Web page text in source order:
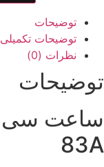
توضیحات
توضیحات تکمیلی
نظرات (0)
توضیحات
83A